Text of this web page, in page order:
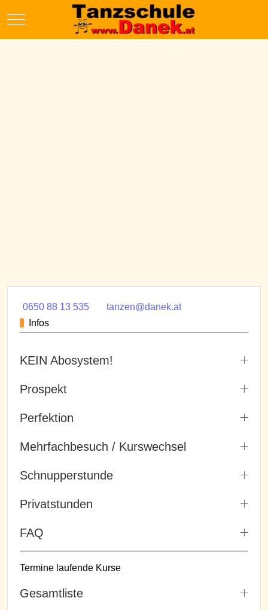
Mobile Menu Toggle
0650 88 13 535
tanzen@danek.at
Infos
KEIN Abosystem!
Prospekt
Perfektion
Mehrfachbesuch / Kurswechsel
Schnupperstunde
Privatstunden
FAQ
Termine laufende Kurse
Gesamtliste